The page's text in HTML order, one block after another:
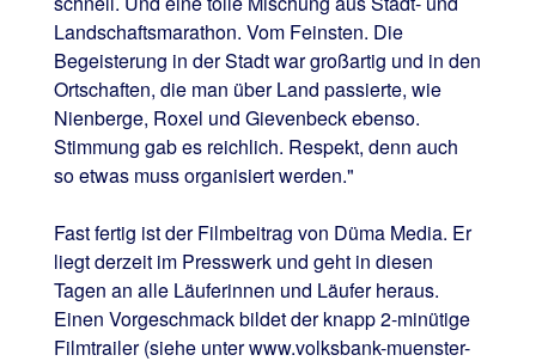
Landschaftsmarathon. Vom Feinsten. Die
Begeisterung in der Stadt war großartig und in den
Ortschaften, die man über Land passierte, wie
Nienberge, Roxel und Gievenbeck ebenso.
Stimmung gab es reichlich. Respekt, denn auch
so etwas muss organisiert werden."
Fast fertig ist der Filmbeitrag von Düma Media. Er
liegt derzeit im Presswerk und geht in diesen
Tagen an alle Läuferinnen und Läufer heraus.
Einen Vorgeschmack bildet der knapp 2-minütige
Filmtrailer (siehe unter www.volksbank-muenster-